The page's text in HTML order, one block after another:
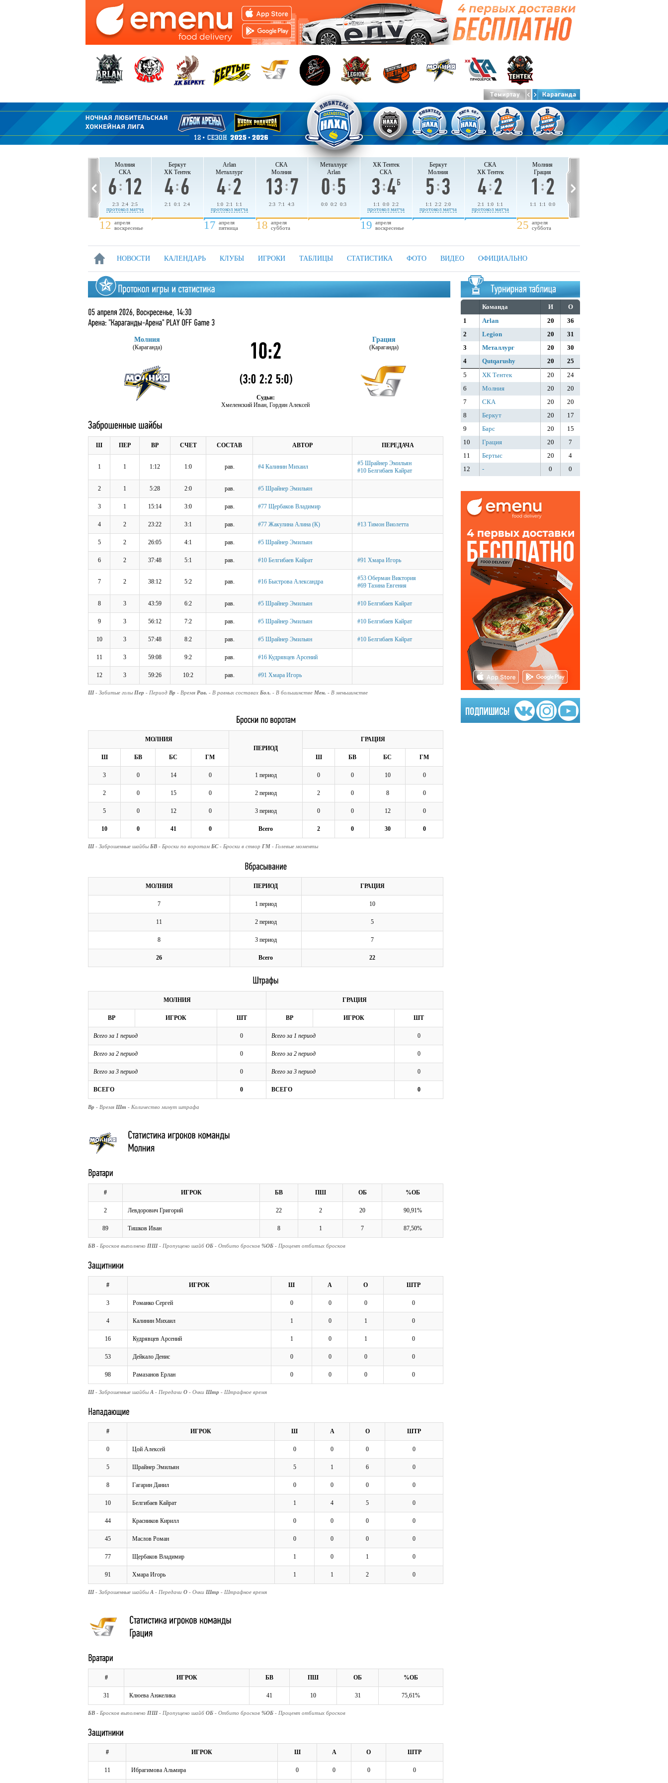
Молния
СКА
2:3 2:4 2:5
протокол матча
12 апреля
воскресенье
Беркут
ХК Тентек
2:1 0:1 2:4
Arlan
Металлург
1:0 2:1 1:1
протокол матча
17 апреля
пятница
СКА
Молния
2:3 7:1 4:3
18 апреля
суббота
Металлург
Arlan
0:0 0:2 0:3
ХК Тентек
СКА
1:1 0:0 2:2
протокол матча
19 апреля
воскресенье
Беркут
Молния
1:1 2:2 2:0
протокол матча
СКА
ХК Тентек
2:1 1:0 1:1
протокол матча
Молния
Грация
1:1 1:1 0:0
25 апреля
суббота
НОВОСТИ КАЛЕНДАРЬ КЛУБЫ ИГРОКИ ТАБЛИЦЫ СТАТИСТИКА ФОТО ВИДЕО ОФИЦИАЛЬНО
Молния
(Караганда)
Судьи:
Хмеленский Иван, Гордин Алексей
Грация
(Караганда)
Ш ПЕР ВР СЧЕТ СОСТАВ АВТОР ПЕРЕДАЧА
1 1 1:12 1:0 рав. #4 Калинин Михаил
#5 Шрайнер Эмильян
#10 Белгибаев Кайрат
2 1 5:28 2:0 рав. #5 Шрайнер Эмильян
3 1 15:14 3:0 рав. #77 Щербаков Владимир
4 2 23:22 3:1 рав. #77 Жакулина Алина (К) #13 Тимон Виолетта
5 2 26:05 4:1 рав. #5 Шрайнер Эмильян
6 2 37:48 5:1 рав. #10 Белгибаев Кайрат #91 Хмара Игорь
7 2 38:12 5:2 рав. #16 Быстрова Александра
#53 Оберман Виктория
#69 Тазина Евгения
8 3 43:59 6:2 рав. #5 Шрайнер Эмильян #10 Белгибаев Кайрат
9 3 56:12 7:2 рав. #5 Шрайнер Эмильян #10 Белгибаев Кайрат
10 3 57:48 8:2 рав. #5 Шрайнер Эмильян #10 Белгибаев Кайрат
11 3 59:08 9:2 рав. #16 Кудрявцев Арсений
12 3 59:26 10:2 рав. #91 Хмара Игорь
Ш - Забитые голы Пер - Период Вр - Время Рав. - В равных составах Бол. - В большинстве Мен. - В меньшинстве
МОЛНИЯ
ПЕРИОД
ГРАЦИЯ
Ш БВ БС ГМ Ш БВ БС ГМ
3 0 14 0 1 период 0 0 10 0
2 0 15 0 2 период 2 0 8 0
5 0 12 0 3 период 0 0 12 0
10 0 41 0 Всего 2 0 30 0
Ш - Заброшенные шайбы БВ - Броски по воротам БС - Броски в створ ГМ - Голевые моменты
МОЛНИЯ ПЕРИОД ГРАЦИЯ
7 1 период 10
11 2 период 5
8 3 период 7
26 Всего 22
МОЛНИЯ ГРАЦИЯ
ВР ИГРОК ШТ ВР ИГРОК ШТ
Всего за 1 период 0 Всего за 1 период 0
Всего за 2 период 0 Всего за 2 период 0
Всего за 3 период 0 Всего за 3 период 0
ВСЕГО 0 ВСЕГО 0
Вр - Время Шт - Количество минут штрафа
# ИГРОК БВ ПШ ОБ %ОБ
2 Левдорович Григорий 22 2 20 90,91%
89 Тишков Иван 8 1 7 87,50%
БВ - Бросков выполнено ПШ - Пропущено шайб ОБ - Отбито бросков %ОБ - Процент отбитых бросков
# ИГРОК Ш А О ШТР
3 Романко Сергей 0 0 0 0
4 Калинин Михаил 1 0 1 0
16 Кудрявцев Арсений 1 0 1 0
53 Дейкало Денис 0 0 0 0
98 Рамазанов Ерлан 0 0 0 0
Ш - Заброшенные шайбы А - Передачи О - Очки Штр - Штрафное время
# ИГРОК Ш А О ШТР
0 Цой Алексей 0 0 0 0
5 Шрайнер Эмильян 5 1 6 0
8 Гагарин Данил 0 0 0 0
10 Белгибаев Кайрат 1 4 5 0
44 Красников Кирилл 0 0 0 0
45 Маслов Роман 0 0 0 0
77 Щербаков Владимир 1 0 1 0
91 Хмара Игорь 1 1 2 0
Ш - Заброшенные шайбы А - Передачи О - Очки Штр - Штрафное время
# ИГРОК БВ ПШ ОБ %ОБ
31 Клюева Анжелика 41 10 31 75,61%
БВ - Бросков выполнено ПШ - Пропущено шайб ОБ - Отбито бросков %ОБ - Процент отбитых бросков
# ИГРОК Ш А О ШТР
11 Ибрагимова Альмира 0 0 0 0
Команда И
О
1
Arlan 20
36
2
Legion 20
31
3
Металлург 20
30
4
Qutqarushy 20
25
5
ХК Тентек 20
24
6
Молния 20
20
7
СКА 20
20
8
Беркут 20
17
9
Барс 20
15
10
Грация 20
7
11
Бертыс 20
4
12
- 0 0